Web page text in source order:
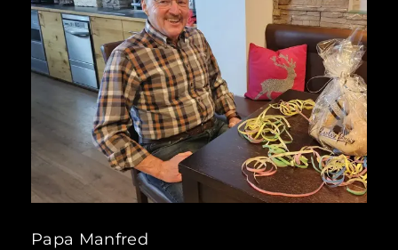
Papa Manfred